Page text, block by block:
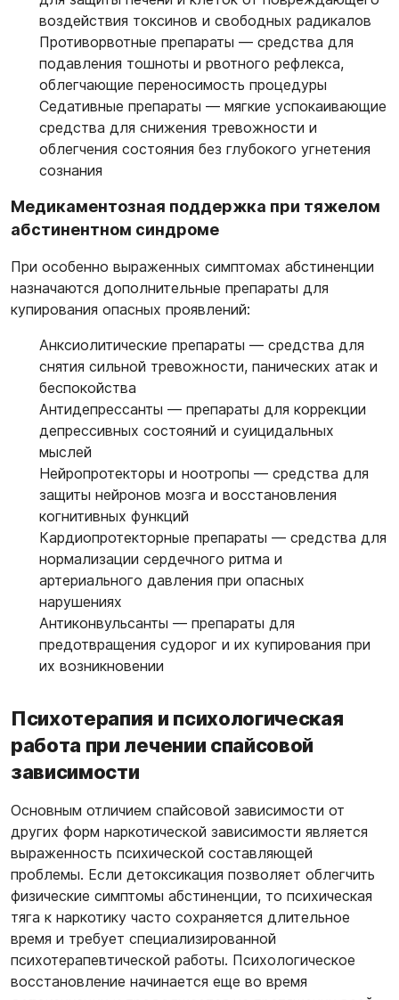
воздействия токсинов и свободных радикалов
Противорвотные препараты — средства для
подавления тошноты и рвотного рефлекса,
облегчающие переносимость процедуры
Седативные препараты — мягкие успокаивающие
средства для снижения тревожности и
облегчения состояния без глубокого угнетения
сознания
Медикаментозная поддержка при тяжелом
абстинентном синдроме
При особенно выраженных симптомах абстиненции
назначаются дополнительные препараты для
купирования опасных проявлений:
Анксиолитические препараты — средства для
снятия сильной тревожности, панических атак и
беспокойства
Антидепрессанты — препараты для коррекции
депрессивных состояний и суицидальных
мыслей
Нейропротекторы и ноотропы — средства для
защиты нейронов мозга и восстановления
когнитивных функций
Кардиопротекторные препараты — средства для
нормализации сердечного ритма и
артериального давления при опасных
нарушениях
Антиконвульсанты — препараты для
предотвращения судорог и их купирования при
их возникновении
Психотерапия и психологическая
работа при лечении спайсовой
зависимости
Основным отличием спайсовой зависимости от
других форм наркотической зависимости является
выраженность психической составляющей
проблемы. Если детоксикация позволяет облегчить
физические симптомы абстиненции, то психическая
тяга к наркотику часто сохраняется длительное
время и требует специализированной
психотерапевтической работы. Психологическое
восстановление начинается еще во время